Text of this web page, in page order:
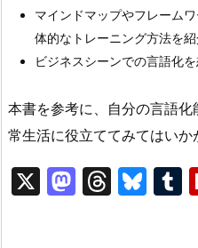
マインドマップやフレーム
体的なトレーニング方法を
ビジネスシーンでの言語化
本書を参考に、自分の言語
常生活に役立ててみてはいか
X
M T
Bl